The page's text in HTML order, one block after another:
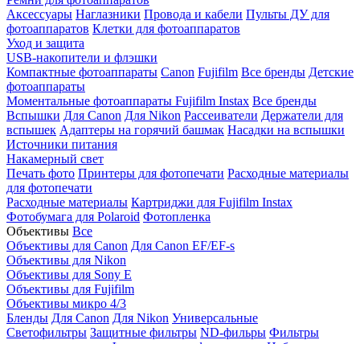
Аксессуары Наглазники Провода и кабели Пульты ДУ для
фотоаппаратов Клетки для фотоаппаратов
Уход и защита
USB-накопители и флэшки
Компактные фотоаппараты Canon Fujifilm Все бренды Детские
фотоаппараты
Моментальные фотоаппараты Fujifilm Instax Все бренды
Вспышки Для Canon Для Nikon Рассеиватели Держатели для
вспышек Адаптеры на горячий башмак Насадки на вспышки
Источники питания
Накамерный свет
Печать фото Принтеры для фотопечати Расходные материалы
для фотопечати
Расходные материалы Картриджи для Fujifilm Instax
Фотобумага для Polaroid Фотопленка
Объективы Все
Объективы для Canon Для Canon EF/EF-s
Объективы для Nikon
Объективы для Sony E
Объективы для Fujifilm
Объективы микро 4/3
Бленды Для Canon Для Nikon Универсальные
Светофильтры Защитные фильтры ND-фильры Фильтры